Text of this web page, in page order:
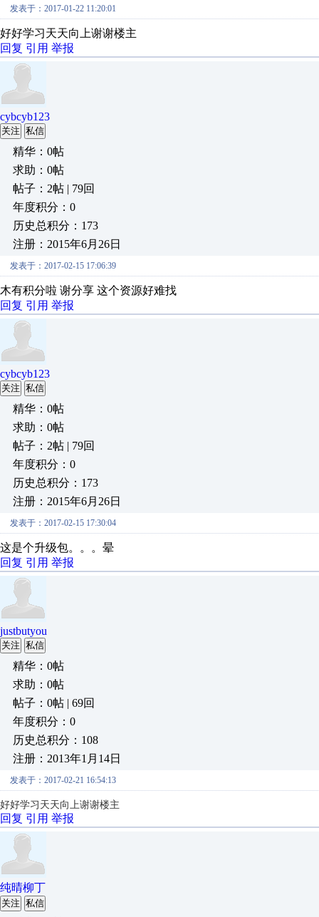
发表于：2017-01-22 11:20:01
好好学习天天向上谢谢楼主
回复 引用 举报
cybcyb123
关注 私信
精华：0帖
求助：0帖
帖子：2帖 | 79回
年度积分：0
历史总积分：173
注册：2015年6月26日
发表于：2017-02-15 17:06:39
木有积分啦 谢分享 这个资源好难找
回复 引用 举报
cybcyb123
关注 私信
精华：0帖
求助：0帖
帖子：2帖 | 79回
年度积分：0
历史总积分：173
注册：2015年6月26日
发表于：2017-02-15 17:30:04
这是个升级包。。。晕
回复 引用 举报
justbutyou
关注 私信
精华：0帖
求助：0帖
帖子：0帖 | 69回
年度积分：0
历史总积分：108
注册：2013年1月14日
发表于：2017-02-21 16:54:13
好好学习天天向上谢谢楼主
回复 引用 举报
纯晴柳丁
关注 私信